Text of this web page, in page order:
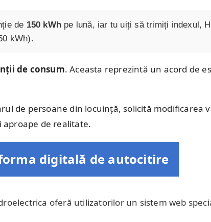
de 150 kWh pe lună, iar tu uiți să trimiți indexul,
kWh).
de consum. Aceasta reprezintă un acord de
de persoane din locuință, solicită modificarea
aproape de realitate.
digitală de autocitire
oferă utilizatorilor un sistem web